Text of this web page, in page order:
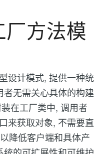
方法模
设计模式, 提供一种统
无需关心具体的构建
在工厂类中, 调用者
来获取对象, 不需要直
降低客户端和具体产